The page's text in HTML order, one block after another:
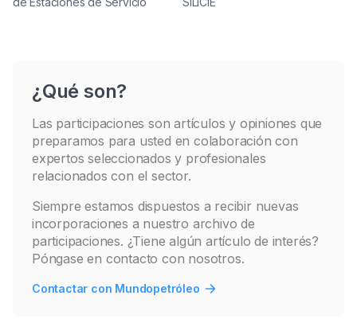
¿Qué son?
Las participaciones son artículos y opiniones que
preparamos para usted en colaboración con
expertos seleccionados y profesionales
relacionados con el sector.
Siempre estamos dispuestos a recibir nuevas
incorporaciones a nuestro archivo de
participaciones. ¿Tiene algún artículo de interés?
Póngase en contacto con nosotros.
Contactar con Mundopetróleo